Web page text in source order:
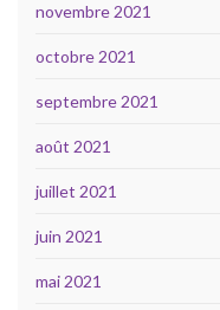
novembre 2021
octobre 2021
septembre 2021
août 2021
juillet 2021
juin 2021
mai 2021